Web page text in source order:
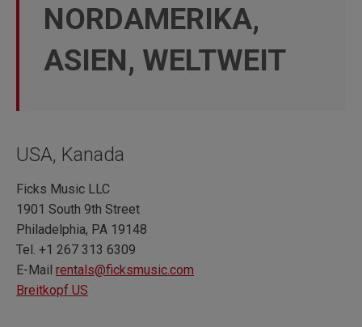
NORDAMERIKA,
ASIEN, WELTWEIT
USA, Kanada
Ficks Music LLC
1901 South 9th Street
Philadelphia, PA 19148
Tel. +1 267 313 6309
E-Mail rentals@ficksmusic.com
Breitkopf US